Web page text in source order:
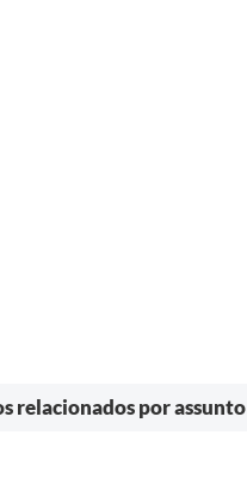
relacionados por assunto